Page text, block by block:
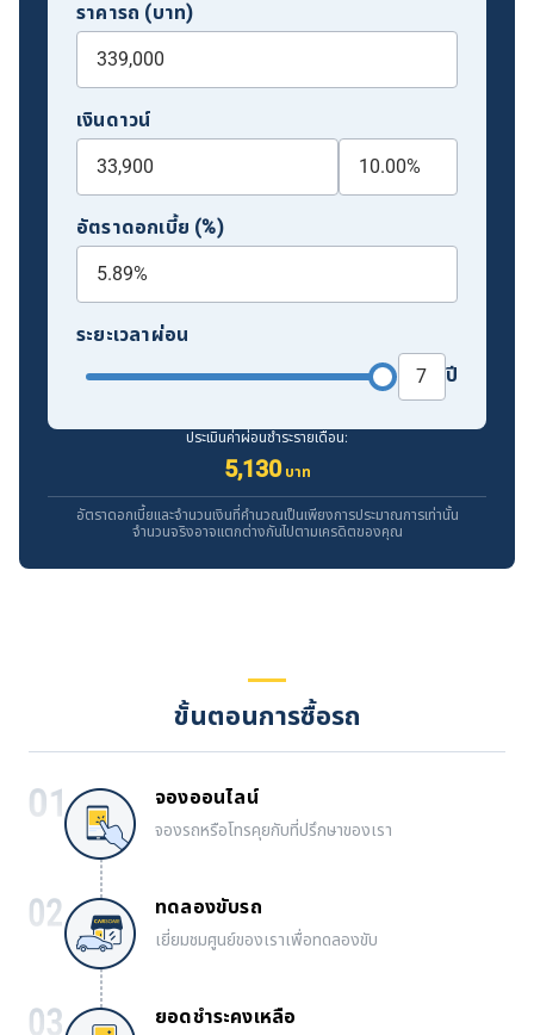
ราคารถ (บาท)
เงินดาวน์
อัตราดอกเบี้ย (%)
ระยะเวลาผ่อน
ปี
ประเมินค่าผ่อนชำระรายเดือน:
5,130 บาท
อัตราดอกเบี้ยและจำนวนเงินที่คำนวณเป็นเพียงการประมาณการเท่านั้น
จำนวนจริงอาจแตกต่างกันไปตามเครดิตของคุณ
ขั้นตอนการซื้อรถ
จองออนไลน์
จองรถหรือโทรคุยกับที่ปรึกษาของเรา
ทดลองขับรถ
เยี่ยมชมศูนย์ของเราเพื่อทดลองขับ
ยอดชำระคงเหลือ